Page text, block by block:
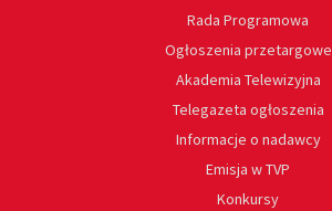
Rada Programowa
Ogłoszenia przetargowe
Akademia Telewizyjna
Telegazeta ogłoszenia
Informacje o nadawcy
Emisja w TVP
Konkursy